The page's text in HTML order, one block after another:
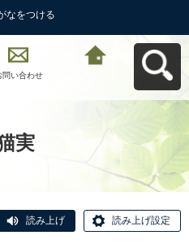
なをつける
問い合わせ
実
読み上げ 読み上げ設定